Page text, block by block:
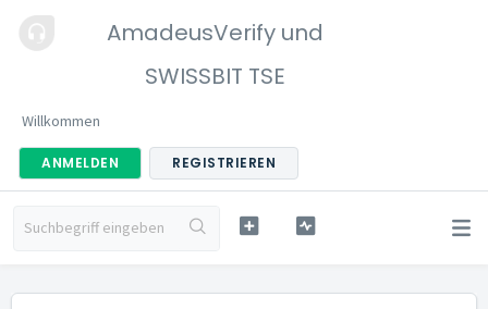
AmadeusVerify und
SWISSBIT TSE
Willkommen
ANMELDEN REGISTRIEREN